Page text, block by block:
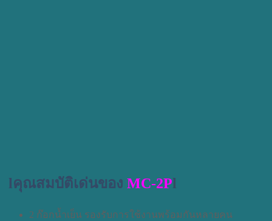
lคุณสมบัติเด่นของ MC-2Pl
2 ก๊อกน้ำเย็น รองรับการใช้งานพร้อมกันหลายคน